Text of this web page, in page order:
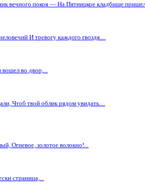
вечного покоя — На Пятницкое кладбище
И тревогу каждого гвоздя....
вошел во двор,...
Чтоб твой облик рядом увидать....
Огневое, золотое волокно!...
страница,...